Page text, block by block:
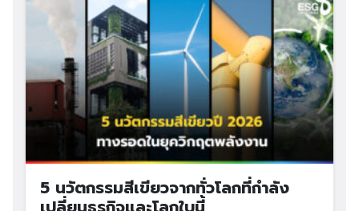
5 นวัตกรรมสีเขียวจากทั่วโลกที่กำลัง